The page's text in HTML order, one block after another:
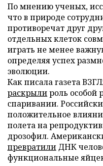
По мнению ученых,
что в природе
противоречат друг
отдельных клеток
играть не менее
определяя успех
эволюции.
Как писала газета
раскрылироль особой
спаривании.
положительное
полета на
дрозофил.
превратили ДНК
функциональные